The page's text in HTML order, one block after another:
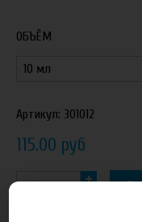
ОБЪЁМ
Артикул: 301012
115.00 руб